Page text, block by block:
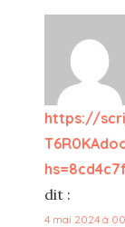
https://
dit :
4 mai 2024 à